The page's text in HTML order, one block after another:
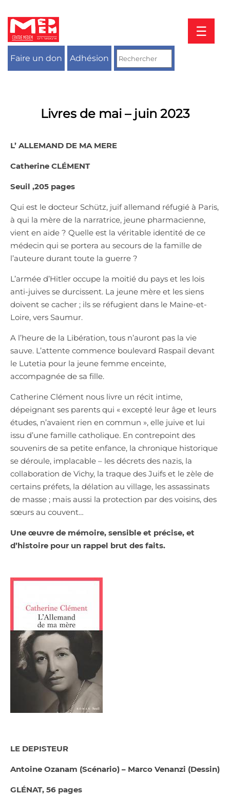
contenu
☰
Faire un don Adhésion
Livres de mai – juin 2023
L’ ALLEMAND DE MA MERE
Catherine CLÉMENT
Seuil ,205 pages
Qui est le docteur Schütz, juif allemand réfugié à Paris,
à qui la mère de la narratrice, jeune pharmacienne,
vient en aide ? Quelle est la véritable identité de ce
médecin qui se portera au secours de la famille de
l’auteure durant toute la guerre ?
L’armée d’Hitler occupe la moitié du pays et les lois
anti-juives se durcissent. La jeune mère et les siens
doivent se cacher ; ils se réfugient dans le Maine-et-
Loire, vers Saumur.
A l’heure de la Libération, tous n’auront pas la vie
sauve. L’attente commence boulevard Raspail devant
le Lutetia pour la jeune femme enceinte,
accompagnée de sa fille.
Catherine Clément nous livre un récit intime,
dépeignant ses parents qui « excepté leur âge et leurs
études, n’avaient rien en commun », elle juive et lui
issu d’une famille catholique. En contrepoint des
souvenirs de sa petite enfance, la chronique historique
se déroule, implacable – les décrets des nazis, la
collaboration de Vichy, la traque des Juifs et le zèle de
certains préfets, la délation au village, les assassinats
de masse ; mais aussi la protection par des voisins, des
sœurs au couvent…
Une œuvre de mémoire, sensible et précise, et
d’histoire pour un rappel brut des faits.
LE DEPISTEUR
Antoine Ozanam (Scénario) – Marco Venanzi (Dessin)
GLÉNAT, 56 pages